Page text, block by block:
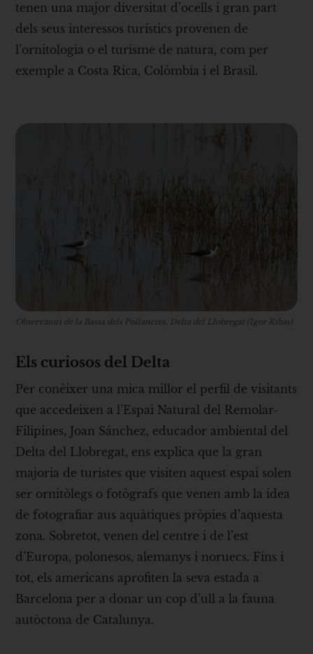
tenen una major diversitat d’ocells i gran part
dels seus interessos turístics provenen de
l’ornitologia o el turisme de natura, com per
exemple a Costa Rica, Colòmbia i el Brasil.
Observatori de la Bassa dels Pollancres, Delta del Llobregat (Igor Ribas)
Els curiosos del Delta
Per conèixer una mica millor el perfil de visitants
que accedeixen a l’Espai Natural del Remolar-
Filipines, Joan Sánchez, educador ambiental del
Delta del Llobregat, ens explica que la gran
majoria de turistes que visiten aquest espai solen
ser ornitòlegs o fotògrafs que venen amb la idea
de fotografiar aus aquàtiques pròpies d’aquesta
zona. Sobretot, venen del centre i de l’est
d’Europa, polonesos, alemanys i noruecs. Fins i
tot, els americans aprofiten la seva estada a
Barcelona per a donar un cop d’ull a la fauna
autòctona de Catalunya.